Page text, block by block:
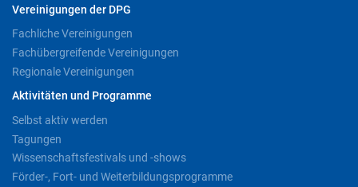
Vereinigungen der DPG
Fachliche Vereinigungen
Fachübergreifende Vereinigungen
Regionale Vereinigungen
Aktivitäten und Programme
Selbst aktiv werden
Tagungen
Wissenschaftsfestivals und -shows
Förder-, Fort- und Weiterbildungsprogramme